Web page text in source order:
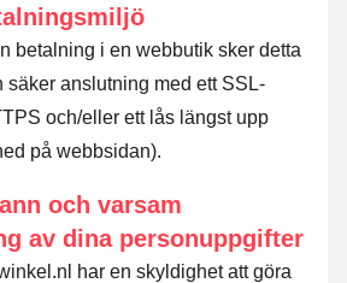
betalning i en webbutik sker detta
säker anslutning med ett SSL-
och/eller ett lås längst upp
på webbsidan).
och varsam
av dina personuppgifter
har en skyldighet att göra